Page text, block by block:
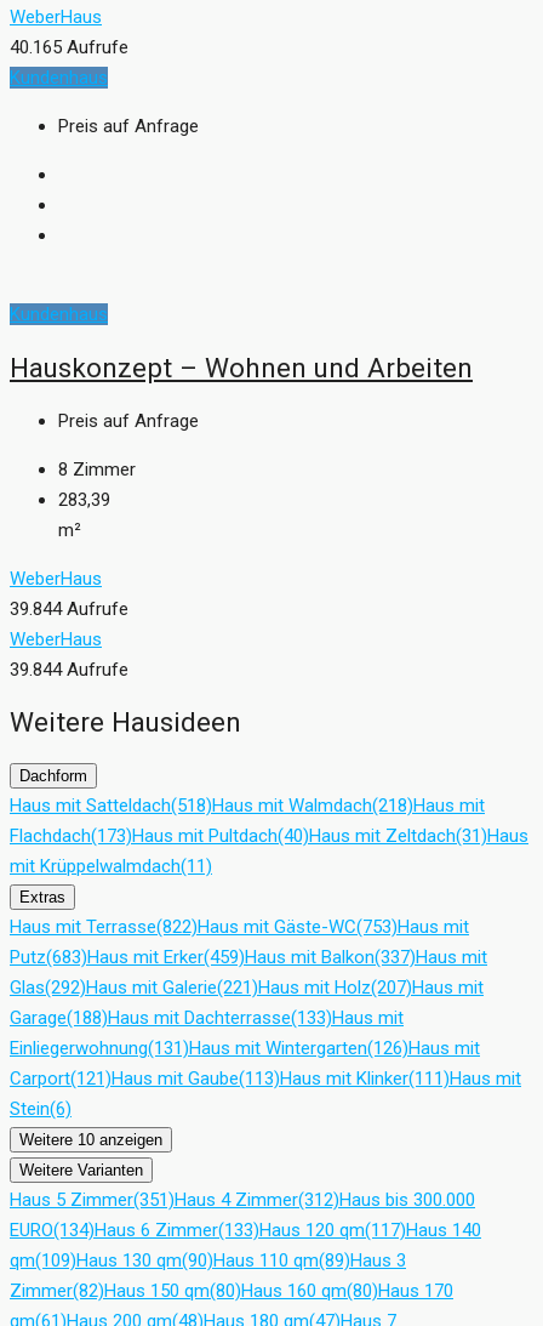
WeberHaus
40.165 Aufrufe
Kundenhaus
Preis auf Anfrage
Kundenhaus
Hauskonzept – Wohnen und Arbeiten
Preis auf Anfrage
8 Zimmer
283,39
m²
WeberHaus
39.844 Aufrufe
WeberHaus
39.844 Aufrufe
Weitere Hausideen
Dachform
Haus mit Satteldach(518)Haus mit Walmdach(218)Haus mit
Flachdach(173)Haus mit Pultdach(40)Haus mit Zeltdach(31)Haus
mit Krüppelwalmdach(11)
Extras
Haus mit Terrasse(822)Haus mit Gäste-WC(753)Haus mit
Putz(683)Haus mit Erker(459)Haus mit Balkon(337)Haus mit
Glas(292)Haus mit Galerie(221)Haus mit Holz(207)Haus mit
Garage(188)Haus mit Dachterrasse(133)Haus mit
Einliegerwohnung(131)Haus mit Wintergarten(126)Haus mit
Carport(121)Haus mit Gaube(113)Haus mit Klinker(111)Haus mit
Stein(6)
Weitere 10 anzeigen
Weitere Varianten
Haus 5 Zimmer(351)Haus 4 Zimmer(312)Haus bis 300.000
EURO(134)Haus 6 Zimmer(133)Haus 120 qm(117)Haus 140
qm(109)Haus 130 qm(90)Haus 110 qm(89)Haus 3
Zimmer(82)Haus 150 qm(80)Haus 160 qm(80)Haus 170
qm(61)Haus 200 qm(48)Haus 180 qm(47)Haus 7